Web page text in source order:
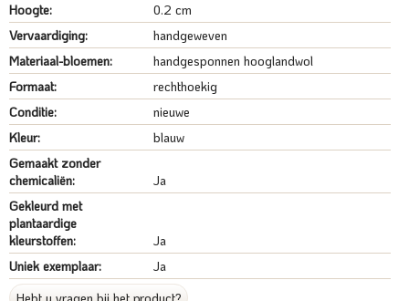
Hoogte:
0.2 cm
Vervaardiging:
handgeweven
Materiaal-bloemen:
handgesponnen hooglandwol
Formaat:
rechthoekig
Conditie:
nieuwe
Kleur:
blauw
Gemaakt zonder
chemicaliën:
Ja
Gekleurd met
plantaardige
kleurstoffen:
Ja
Uniek exemplaar:
Ja